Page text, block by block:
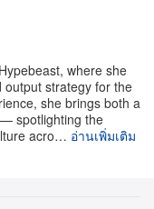
รั้ง ภายในวันแรก
จริงใกล้แตะ 50
ฟอร์ม พร้อมชี้ว่า
ผลงานฮิปฮอปที่มี
where she
strategy for the
she brings both a
spotlighting the
acro… อ่านเพิ่มเติม